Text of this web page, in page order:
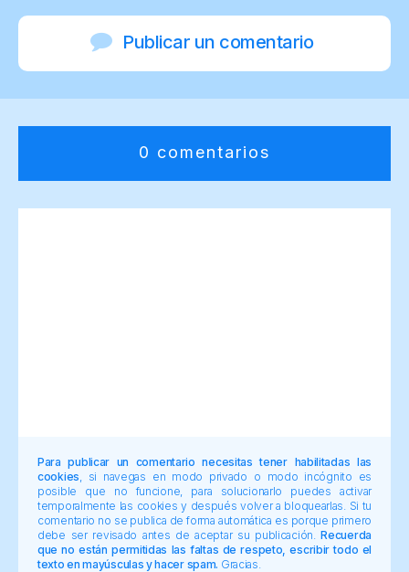
Publicar un comentario
0 comentarios
Para publicar un comentario necesitas tener habilitadas las
cookies , si navegas en modo privado o modo incógnito es
posible que no funcione, para solucionarlo puedes activar
temporalmente las cookies y después volver a bloquearlas. Si tu
comentario no se publica de forma automática es porque primero
debe ser revisado antes de aceptar su publicación.Recuerda
que no están permitidas las faltas de respeto, escribir todo el
texto en mayúsculas y hacer spam. Gracias.